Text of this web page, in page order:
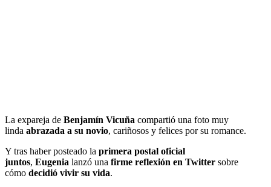
La expareja de Benjamín Vicuña compartió una foto muy
linda abrazada a su novio, cariñosos y felices por su romance.
Y tras haber posteado la primera postal oficial
juntos, Eugenia lanzó una firme reflexión en Twitter sobre
cómo decidió vivir su vida.